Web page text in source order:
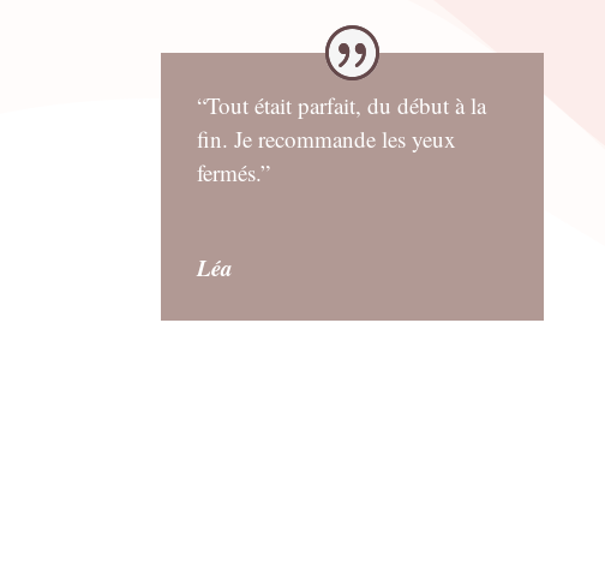
“Tout était parfait, du début à la
fin. Je recommande les yeux
fermés.”
Léa